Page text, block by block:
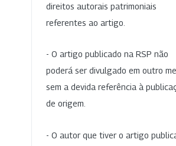
direitos autorais patrimoniais
referentes ao artigo.
- O artigo publicado na RSP não
poderá ser divulgado em outro
sem a devida referência à
de origem.
- O autor que tiver o artigo